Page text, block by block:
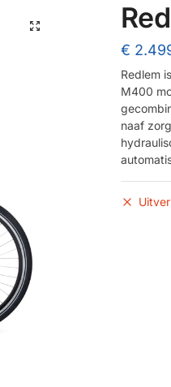
🔍
€
Redlem
M400
naaf